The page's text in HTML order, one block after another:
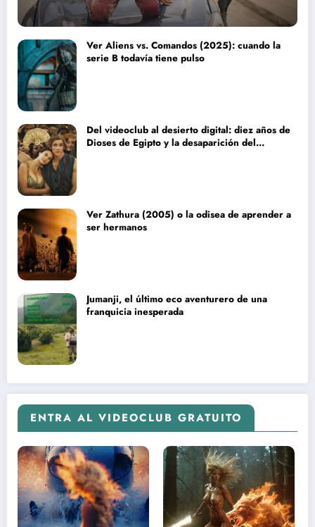
Ver Aliens vs. Comandos (2025): cuando la
serie B todavía tiene pulso
Del videoclub al desierto digital: diez años de
Dioses de Egipto y la desaparición del
Ver Zathura (2005) o la odisea de aprender a
ser hermanos
Jumanji, el último eco aventurero de una
franquicia inesperada
ENTRA AL VIDEOCLUB GRATUITO